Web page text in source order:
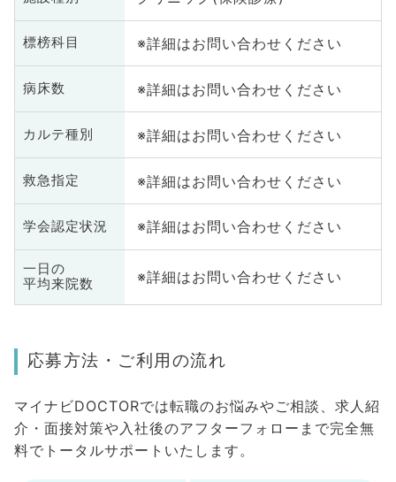
標榜科目 ※詳細はお問い合わせください
病床数 ※詳細はお問い合わせください
カルテ種別 ※詳細はお問い合わせください
救急指定 ※詳細はお問い合わせください
学会認定状況 ※詳細はお問い合わせください
一日の
平均来院数
※詳細はお問い合わせください
応募方法・ご利用の流れ
マイナビDOCTORでは転職のお悩みやご相談、求人紹
介・面接対策や入社後のアフターフォローまで完全無
料でトータルサポートいたします。